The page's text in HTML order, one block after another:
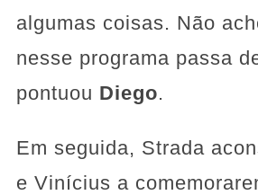
algumas coisas. Não
nesse programa passa
pontuou Diego.
Em seguida, Strada
e Vinícius a